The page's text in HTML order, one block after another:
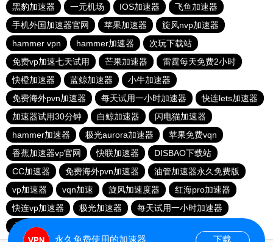
黑豹加速器
一元机场 IOS加速器
飞鱼加速器
手机外国加速器官网
苹果加速器
旋风nvp加速器
hammer vpn
hammer加速器
次玩下载站
免费vp加速七天试用
芒果加速器
雷霆每天免费2小时
快橙加速器
蓝鲸加速器
小牛加速器
免费海外pvn加速器
每天试用一小时加速器
快连lets加速器
加速器试用30分钟
白鲸加速器
闪电猫加速器
hammer加速器
极光aurora加速器
苹果免费vqn
香蕉加速器vp官网
快联加速器
DISBAO下载站
CC加速器
免费海外pvn加速器
油管加速器永久免费版
vp加速器
vqn加速 旋风加速度器
红海pro加速器
快连vp加速器
极光加速器
每天试用一小时加速器
永久不收费的海外加速器
永久免费使用的加速器 下载